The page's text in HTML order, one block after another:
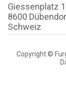
Giessenplatz 1
8600
Schweiz
Copyright ©